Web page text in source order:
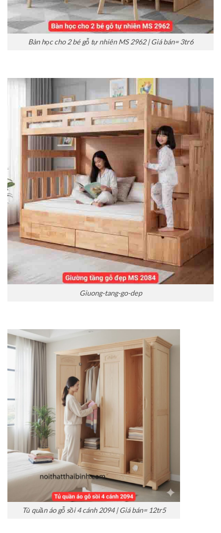
Bàn học cho 2 bé gỗ tự nhiên MS 2962 | Giá bán= 3tr6
Giuong-tang-go-dep
Tủ quần áo gỗ sồi 4 cánh 2094 | Giá bán= 12tr5